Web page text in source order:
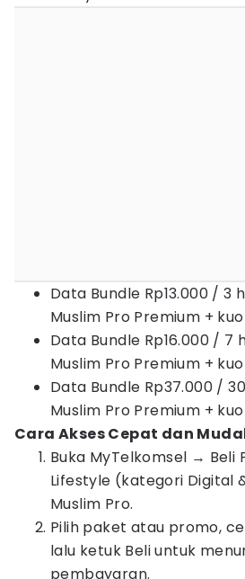
Data Bundle Rp13.000 / 3
Muslim Pro Premium +
Data Bundle Rp16.000 / 7
Muslim Pro Premium +
Data Bundle Rp37.000 /
Muslim Pro Premium +
Cara Akses Cepat dan
Buka MyTelkomsel → Beli
Lifestyle (kategori Digital
Muslim Pro.
Pilih paket atau promo,
lalu ketuk Beli untuk
pembayaran.